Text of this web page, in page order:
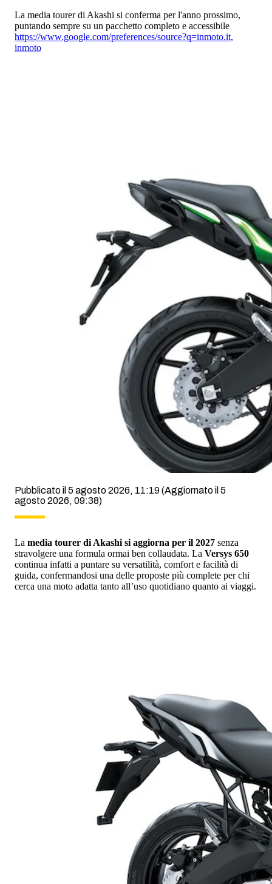
La media tourer di Akashi si conferma per l'anno prossimo,
puntando sempre su un pacchetto completo e accessibile
https://www.google.com/preferences/source?q=inmoto.it,
inmoto
Pubblicato il 5 agosto 2026, 11:19(Aggiornato il 5
agosto 2026, 09:38)
La media tourer di Akashi si aggiorna per il 2027 senza
stravolgere una formula ormai ben collaudata. La Versys 650
continua infatti a puntare su versatilità, comfort e facilità di
guida, confermandosi una delle proposte più complete per chi
cerca una moto adatta tanto all’uso quotidiano quanto ai viaggi.